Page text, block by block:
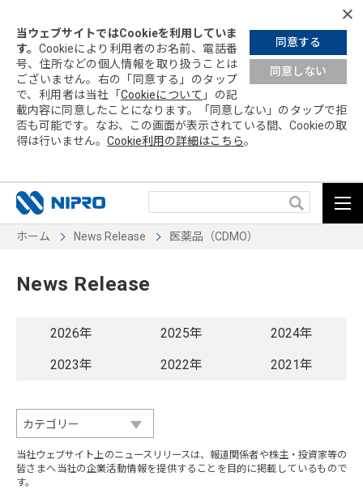
同意する
同意しない
当ウェブサイトではCookieを利用していま
す。 Cookieにより利用者のお名前、電話番
号、住所などの個人情報を取り扱うことは
ございません。右の「同意する」のタップ
で、利用者は当社「 Cookieについて 」の記
載内容に同意したことになります。「同意しない」の タップで拒
否も可能です。なお、この画面が表示されている間、Cookieの取
得は行いません。 Cookie利用の詳細はこちら。
ホーム News Release 医薬品（CDMO）
News Release
2026年 2025年 2024年
2023年 2022年 2021年
当社ウェブサイト上のニュースリリースは、報道関係者や株主・投資家等の
皆さまへ当社の企業活動情報を提供することを目的に掲載しているもので
す。